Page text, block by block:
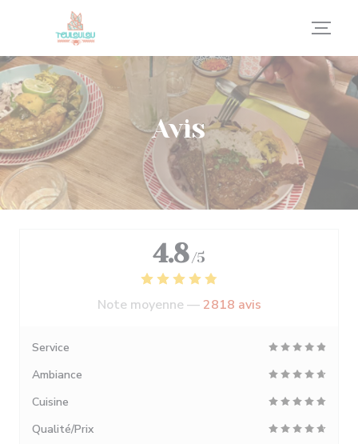
Personnalisation de vos choix en matière de cookies
Avis
4.8 /5
Note moyenne —2818 avis
Service
Ambiance
Cuisine
Qualité/Prix